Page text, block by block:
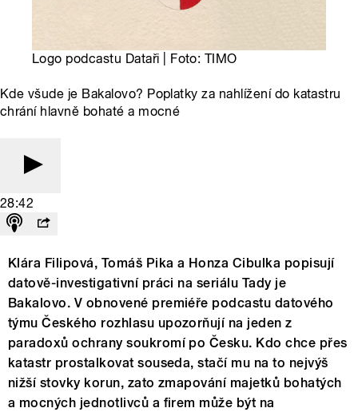
Logo podcastu Dataři | Foto: TIMO
Kde všude je Bakalovo? Poplatky za nahlížení do katastru
chrání hlavně bohaté a mocné
28:42
Klára Filipová, Tomáš Pika a Honza Cibulka popisují
datově-investigativní práci na seriálu Tady je
Bakalovo. V obnovené premiéře podcastu datového
týmu Českého rozhlasu upozorňují na jeden z
paradoxů ochrany soukromí po Česku. Kdo chce přes
katastr prostalkovat souseda, stačí mu na to nejvýš
nižší stovky korun, zato zmapování majetků bohatých
a mocných jednotlivců a firem může být na